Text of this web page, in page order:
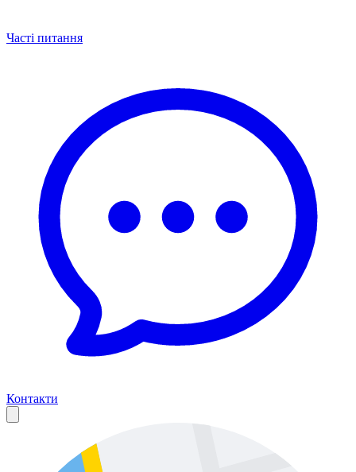
Часті питання
Контакти